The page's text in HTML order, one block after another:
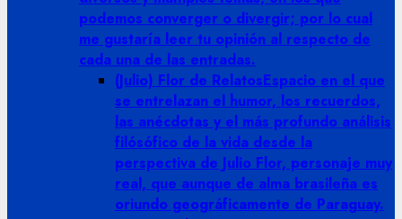
podemos converger o divergir; por lo cual
me gustaría leer tu opinión al respecto de
cada una de las entradas.
(Julio) Flor de RelatosEspacio en el que
se entrelazan el humor, los recuerdos,
las anécdotas y el más profundo análisis
filósófico de la vida desde la
perspectiva de Julio Flor, personaje muy
real, que aunque de alma brasileña es
oriundo geográficamente de Paraguay.